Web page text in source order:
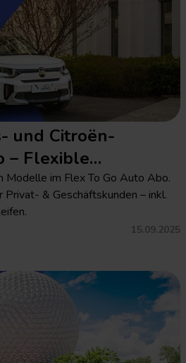
und Citroën-
– Flexible
Flex To Go
Modelle im Flex To Go Auto Abo.
& Geschäftskunden – inkl.
15.09.2025